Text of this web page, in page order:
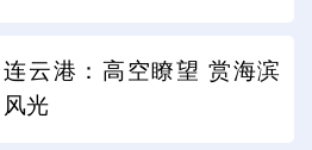
连云港：高空瞭望 赏海滨
风光